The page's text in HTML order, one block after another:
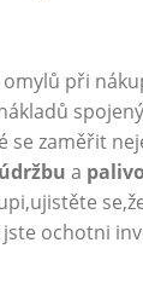
při
se zaměřit
údržbu a
ochotni